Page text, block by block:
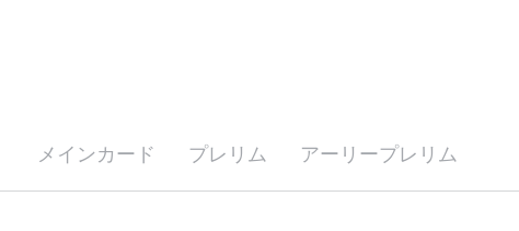
メインカード プレリム アーリープレリム